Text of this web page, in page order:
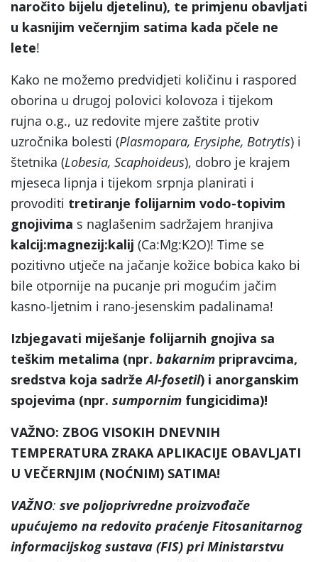
naročito bijelu djetelinu), te primjenu obavljati
u kasnijim večernjim satima kada pčele ne
lete!
Kako ne možemo predvidjeti količinu i raspored
oborina u drugoj polovici kolovoza i tijekom
rujna o.g., uz redovite mjere zaštite protiv
uzročnika bolesti (Plasmopara, Erysiphe, Botrytis) i
štetnika (Lobesia, Scaphoideus), dobro je krajem
mjeseca lipnja i tijekom srpnja planirati i
provoditi tretiranje folijarnim vodo-topivim
gnojivima s naglašenim sadržajem hranjiva
kalcij:magnezij:kalij (Ca:Mg:K2O)! Time se
pozitivno utječe na jačanje kožice bobica kako bi
bile otpornije na pucanje pri mogućim jačim
kasno-ljetnim i rano-jesenskim padalinama!
Izbjegavati miješanje folijarnih gnojiva sa
teškim metalima (npr. bakarnim pripravcima,
sredstva koja sadržeAl-fosetil) i anorganskim
spojevima (npr. sumpornim fungicidima)!
VAŽNO: ZBOG VISOKIH DNEVNIH
TEMPERATURA ZRAKA APLIKACIJE OBAVLJATI
U VEČERNJIM (NOĆNIM) SATIMA!
VAŽNO: sve poljoprivredne proizvođače
upućujemo na redovito praćenje Fitosanitarnog
informacijskog sustava (FIS) pri Ministarstvu